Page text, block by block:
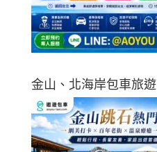
金山、北海岸包車旅遊